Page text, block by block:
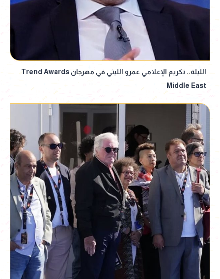
الليلة.. تكريم الإعلامي عمرو الليثي في مهرجان Trend Awards
Middle East